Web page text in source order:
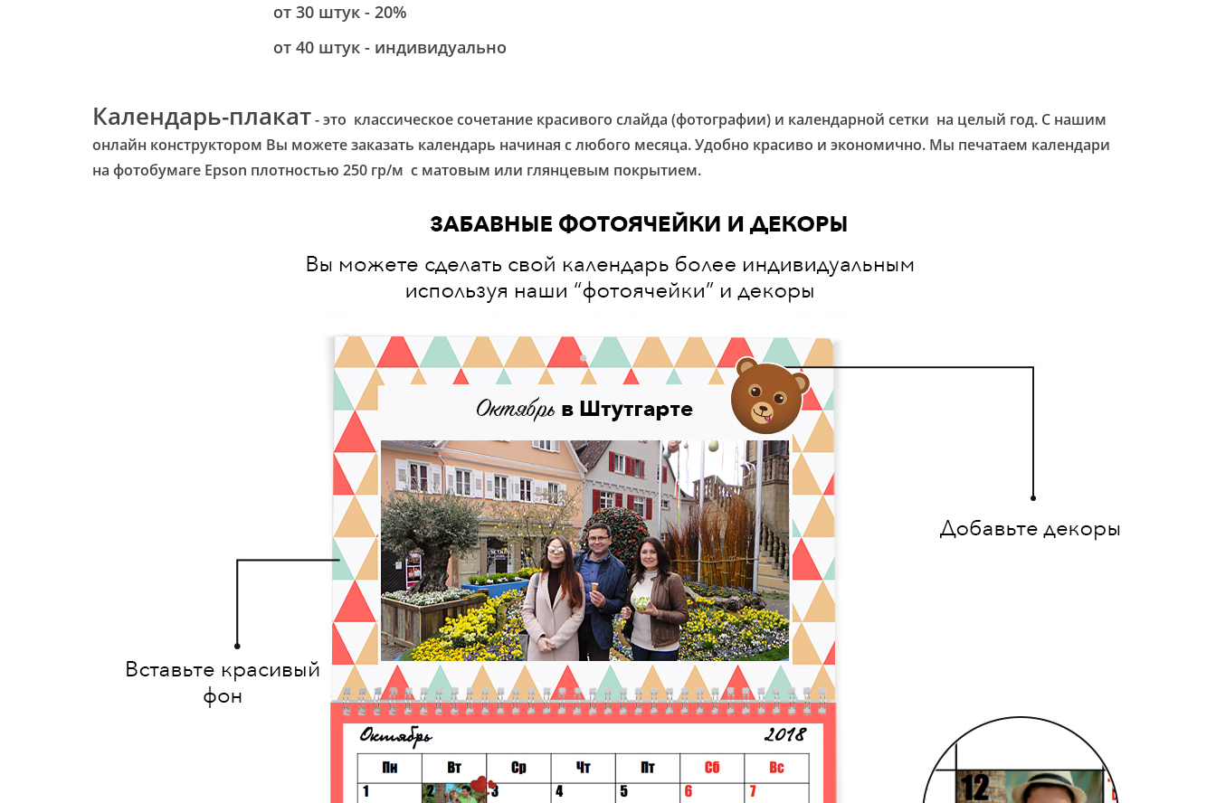
от 30 штук - 20%
от 40 штук - индивидуально
Календарь-плакат- это классическое сочетание красивого слайда (фотографии) и календарной сетки на целый год. С нашим
онлайн конструктором Вы можете заказать календарь начиная с любого месяца. Удобно красиво и экономично. Мы печатаем календари
на фотобумаге Epson плотностью 250 гр/м с матовым или глянцевым покрытием.